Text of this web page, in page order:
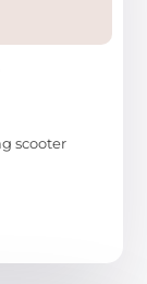
scooter